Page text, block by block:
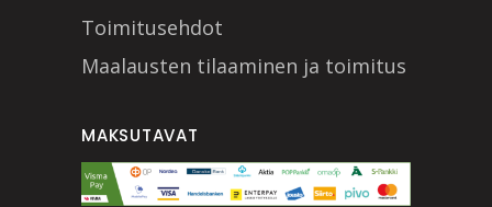
Toimitusehdot
Maalausten tilaaminen ja toimitus
MAKSUTAVAT